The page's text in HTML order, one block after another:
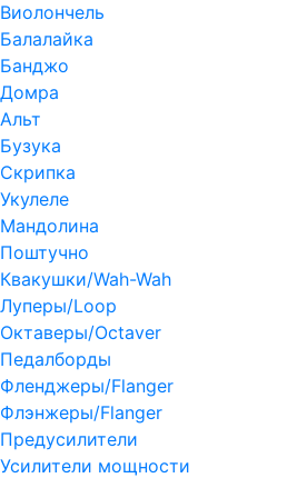
Виолончель
Балалайка
Банджо
Домра
Альт
Бузука
Скрипка
Укулеле
Мандолина
Поштучно
Квакушки/Wah-Wah
Луперы/Loop
Октаверы/Octaver
Педалборды
Фленджеры/Flanger
Флэнжеры/Flanger
Предусилители
Усилители мощности